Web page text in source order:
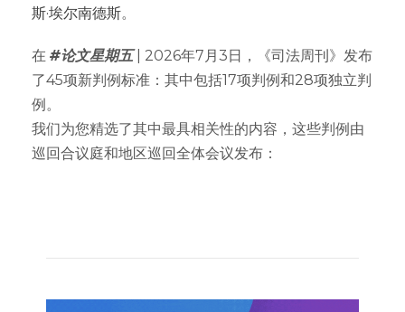
斯·埃尔南德斯。
在 #论文星期五| 2026年7月3日，《司法周刊》发布
了45项新判例标准：其中包括17项判例和28项独立判
例。
我们为您精选了其中最具相关性的内容，这些判例由
巡回合议庭和地区巡回全体会议发布：